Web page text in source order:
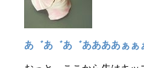
あ゛あ゛あ゛ああああぁぁ